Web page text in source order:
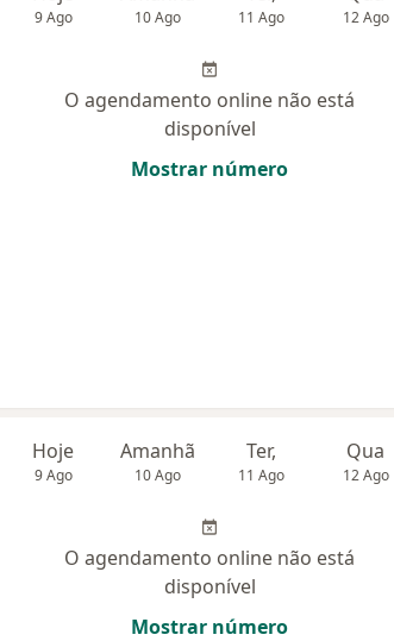
9 Ago 10 Ago 11 Ago 12 Ago
O agendamento online não está
disponível
Mostrar número
Hoje
9 Ago
Amanhã
10 Ago
Ter,
11 Ago
Qua
12 Ago
O agendamento online não está
disponível
Mostrar número